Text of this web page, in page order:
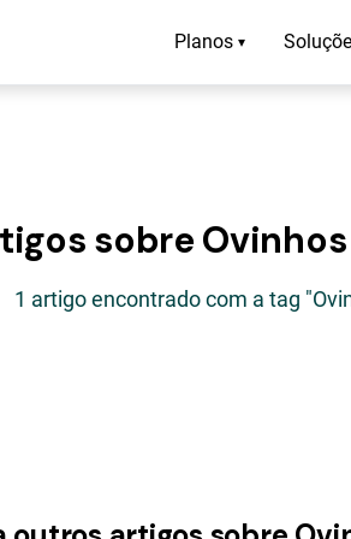
Planos ▾
sobre
1 artigo encontrado com a tag